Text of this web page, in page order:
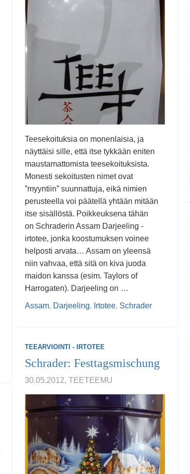
Teesekoituksia on monenlaisia, ja
näyttäisi sille, että itse tykkään eniten
maustamattomista teesekoituksista.
Monesti sekoitusten nimet ovat
”myyntiin” suunnattuja, eikä nimien
perusteella voi päätellä yhtään mitään
itse sisällöstä. Poikkeuksena tähän
on Schraderin Assam Darjeeling -
irtotee, jonka koostumuksen voinee
helposti arvata… Assam on yleensä
niin vahvaa, että sitä on kiva juoda
maidon kanssa (esim. Taylors of
Harrogaten). Darjeeling on …
Assam, Darjeeling, Irtotee, Schrader
TEEARVIOINTI - IRTOTEE
Schrader: Festtagsmischung
30.05.2012, TEETEEMU